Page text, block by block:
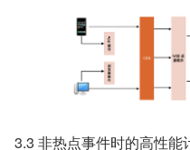
3.3 非热点事件时的高性